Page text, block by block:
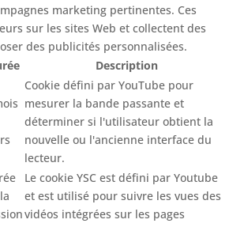
marketing pertinentes. Ces
sur les sites Web et collectent des
des publicités personnalisées.
Description
Cookie défini par YouTube pour
mesurer la bande passante et
déterminer si l'utilisateur obtient la
nouvelle ou l'ancienne interface du
lecteur.
Le cookie YSC est défini par Youtube
et est utilisé pour suivre les vues des
vidéos intégrées sur les pages